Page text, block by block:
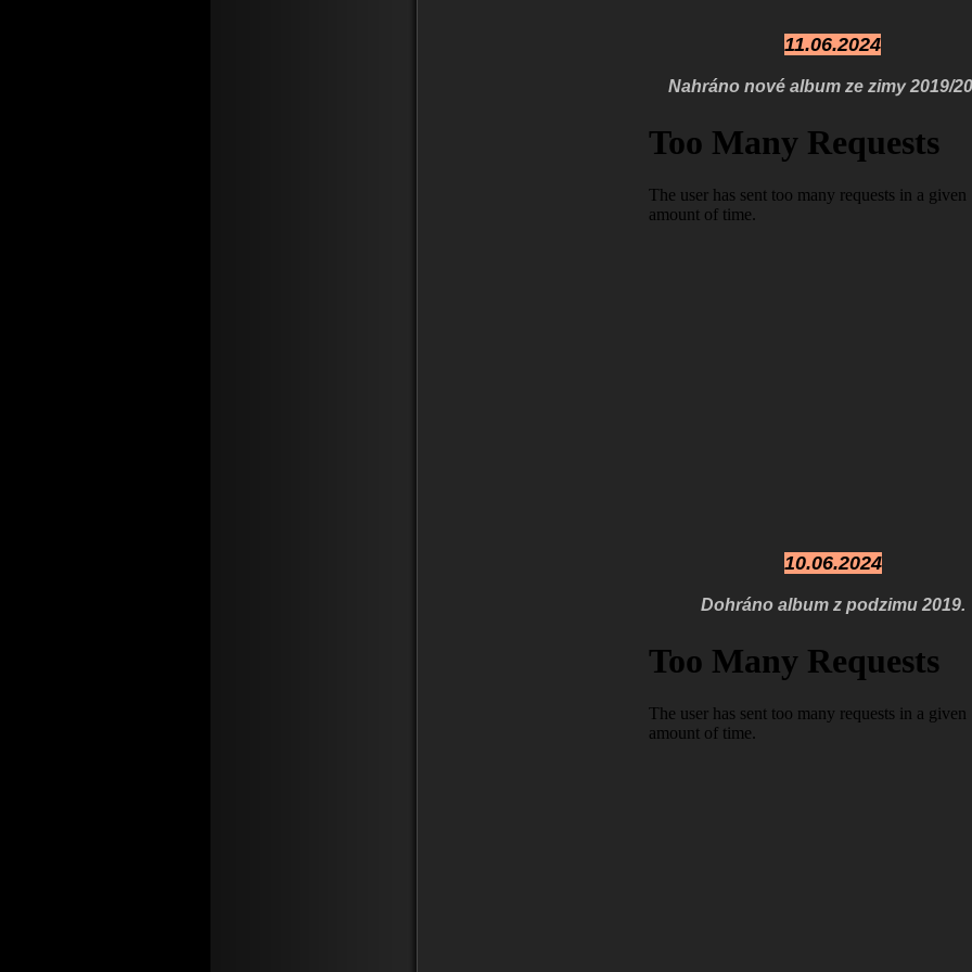
11.06.2024
Nahráno nové album ze zimy 2019/
10.06.2024
Dohráno album z podzimu 2019.